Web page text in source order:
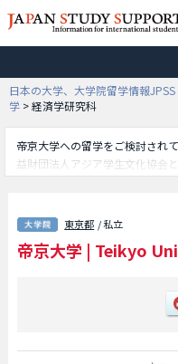
日本の大学、大学院留学情報JPSS
学 >経済学研究科
帝京大学への留学をご検討され
益財団法人アジア学生文化協会
衛生学研究科等、研究科別の詳
する留学情報をお探しの方は是
をしている約1,300校の大学・大
東京都 / 私立
帝京大学 | Teikyo